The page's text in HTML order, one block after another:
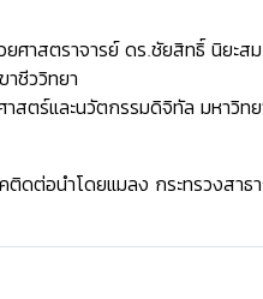
ศาสตราจารย์ ดร.ชัยสิทธิ์ นิยะสม
าชีววิทยา
สตร์และนวัตกรรมดิจิทัล มหาวิท
ติดต่อนำโดยแมลง กระทรวงสา